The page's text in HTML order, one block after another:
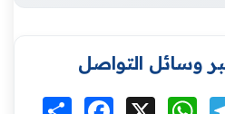
وسائل التواصل
انشر Facebook